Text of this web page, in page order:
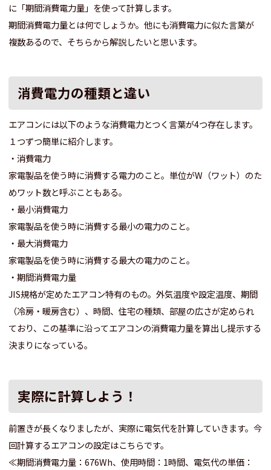
に「期間消費電力量」を使って計算します。
期間消費電力量とは何でしょうか。他にも消費電力に似た言葉が
複数あるので、そちらから解説したいと思います。
消費電力の種類と違い
エアコンには以下のような消費電力とつく言葉が4つ存在します。
１つずつ簡単に紹介します。
・消費電力
家電製品を使う時に消費する電力のこと。単位がW（ワット）のた
めワット数と呼ぶこともある。
・最小消費電力
家電製品を使う時に消費する最小の電力のこと。
・最大消費電力
家電製品を使う時に消費する最大の電力のこと。
・期間消費電力量
JIS規格が定めたエアコン特有のもの。外気温度や設定温度、期間
（冷房・暖房含む）、時間、住宅の種類、部屋の広さが定められ
ており、この基準に沿ってエアコンの消費電力量を算出し提示する
決まりになっている。
実際に計算しよう！
前置きが長くなりましたが、実際に電気代を計算していきます。今
回計算するエアコンの設定はこちらです。
≪期間消費電力量：676Wh、使用時間：1時間、電気代の単価：